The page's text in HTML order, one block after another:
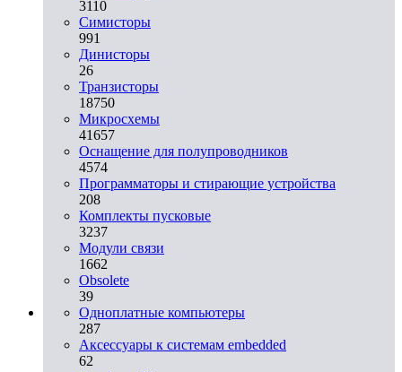
3110
Симисторы
991
Динисторы
26
Транзисторы
18750
Микросхемы
41657
Оснащение для полупроводников
4574
Программаторы и стирающие устройства
208
Комплекты пусковые
3237
Модули связи
1662
Obsolete
39
Одноплатные компьютеры
287
Аксессуары к системам embedded
62